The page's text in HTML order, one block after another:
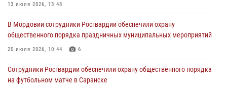
проведения масштабного праздника в Темникове
05 августа 2026, 09:04 4
разрешительной работы передал очередную партию вооружения в
зону СВО
13 июля 2026, 13:48
В Мордовии сотрудники Росгвардии обеспечили охрану
общественного порядка праздничных муниципальных мероприятий
20 июля 2026, 10:44 6
Сотрудники Росгвардии обеспечили охрану общественного порядка
на футбольном матче в Саранске